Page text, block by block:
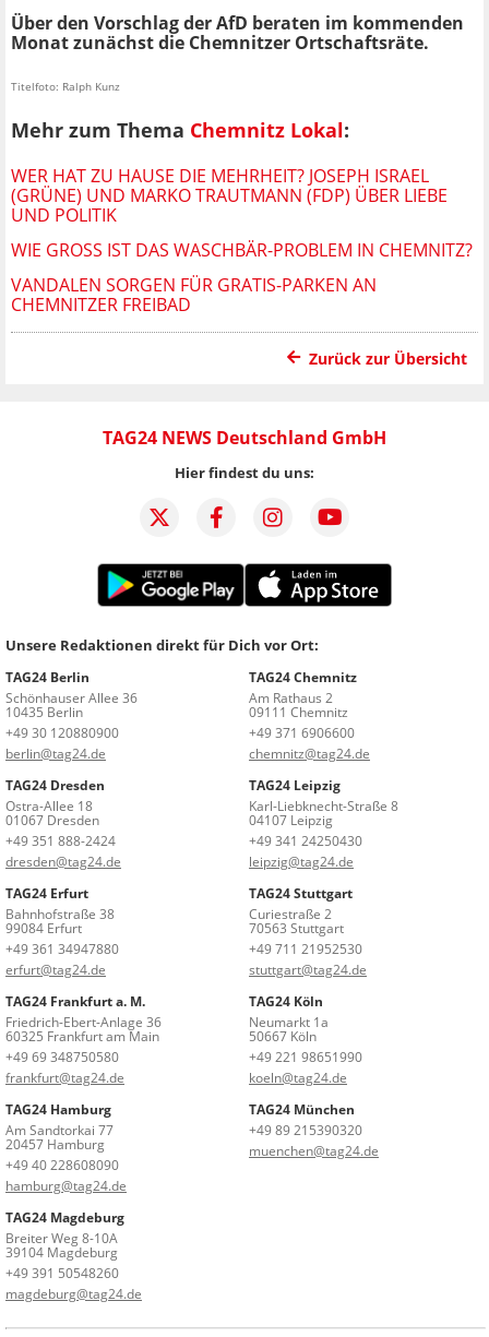
Über den Vorschlag der AfD beraten im kommenden
Monat zunächst die Chemnitzer Ortschaftsräte.
Titelfoto: Ralph Kunz
Mehr zum Thema Chemnitz Lokal:
WER HAT ZU HAUSE DIE MEHRHEIT? JOSEPH ISRAEL
(GRÜNE) UND MARKO TRAUTMANN (FDP) ÜBER LIEBE
UND POLITIK
WIE GROSS IST DAS WASCHBÄR-PROBLEM IN CHEMNITZ?
VANDALEN SORGEN FÜR GRATIS-PARKEN AN
CHEMNITZER FREIBAD
Zurück zur Übersicht
TAG24 NEWS Deutschland GmbH
Hier findest du uns:
Unsere Redaktionen direkt für Dich vor Ort:
TAG24 Berlin
Schönhauser Allee 36
10435 Berlin
+49 30 120880900
berlin@tag24.de
TAG24 Chemnitz
Am Rathaus 2
09111 Chemnitz
+49 371 6906600
chemnitz@tag24.de
TAG24 Dresden
Ostra-Allee 18
01067 Dresden
+49 351 888-2424
dresden@tag24.de
TAG24 Leipzig
Karl-Liebknecht-Straße 8
04107 Leipzig
+49 341 24250430
leipzig@tag24.de
TAG24 Erfurt
Bahnhofstraße 38
99084 Erfurt
+49 361 34947880
erfurt@tag24.de
TAG24 Stuttgart
Curiestraße 2
70563 Stuttgart
+49 711 21952530
stuttgart@tag24.de
TAG24 Frankfurt a. M.
Friedrich-Ebert-Anlage 36
60325 Frankfurt am Main
+49 69 348750580
frankfurt@tag24.de
TAG24 Köln
Neumarkt 1a
50667 Köln
+49 221 98651990
koeln@tag24.de
TAG24 Hamburg
Am Sandtorkai 77
20457 Hamburg
+49 40 228608090
hamburg@tag24.de
TAG24 München
+49 89 215390320
muenchen@tag24.de
TAG24 Magdeburg
Breiter Weg 8-10A
39104 Magdeburg
+49 391 50548260
magdeburg@tag24.de